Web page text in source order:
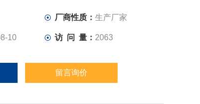
厂商性质： 生产厂家
10 访 问 量： 2063
留言询价